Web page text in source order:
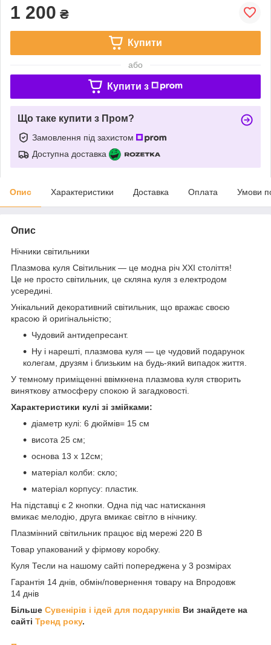
1 200 ₴
Купити
або
Купити з
Що таке купити з Пром?
Замовлення під захистом
Доступна доставка
Опис Характеристики Доставка Оплата Умови
Опис
Нічники світильники
Плазмова куля Світильник — це модна річ XXI століття!
Це не просто світильник, це скляна куля з електродом
усередині.
Унікальний декоративний світильник, що вражає своєю
красою й оригінальністю;
Чудовий антидепресант.
Ну і нарешті, плазмова куля — це чудовий подарунок
колегам, друзям і близьким на будь-який випадок життя.
У темному приміщенні ввімкнена плазмова куля створить
виняткову атмосферу спокою й загадковості.
Характеристики кулі зі змійками:
діаметр кулі: 6 дюймів= 15 см
висота 25 см;
основа 13 х 12см;
матеріал колби: скло;
матеріал корпусу: пластик.
На підставці є 2 кнопки. Одна під час натискання
вмикає мелодію, друга вмикає світло в нічнику.
Плазмінний світильник працює від мережі 220 В
Товар упакований у фірмову коробку.
Куля Тесли на нашому сайті попереджена у 3 розмірах
Гарантія 14 днів, обмін/повернення товару на Впродовж
14 днів
Більше Сувенірів і ідей для подарунків Ви знайдете на
сайті Тренд року.